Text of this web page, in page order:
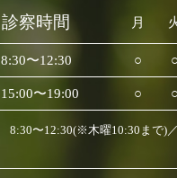
診察時間 月
8:30〜12:30 ○ ○
15:00〜19:00 ○ ○
8:30〜12:30(※木曜10:30まで)